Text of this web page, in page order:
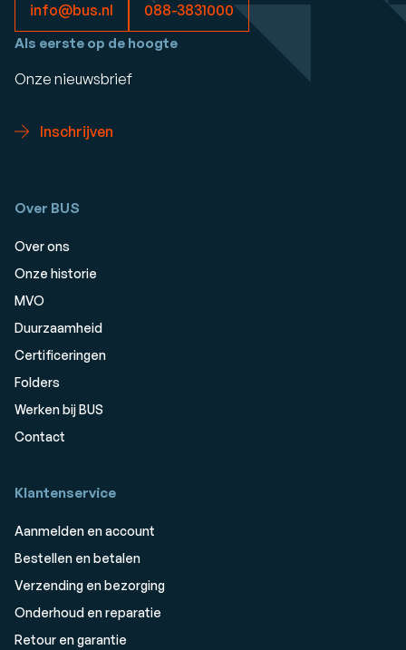
info@bus.nl 088-3831000
Als eerste op de hoogte
Onze nieuwsbrief
Inschrijven
Over BUS
Over ons
Onze historie
MVO
Duurzaamheid
Certificeringen
Folders
Werken bij BUS
Contact
Klantenservice
Aanmelden en account
Bestellen en betalen
Verzending en bezorging
Onderhoud en reparatie
Retour en garantie